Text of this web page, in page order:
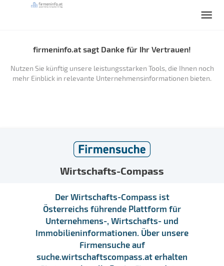
firmeninfo.at sagt Danke für Ihr Vertrauen!
Nutzen Sie künftig unsere leistungsstarken Tools, die Ihnen noch
mehr Einblick in relevante Unternehmensinformationen bieten.
Wirtschafts-Compass
Der Wirtschafts-Compass ist
Österreichs führende Plattform für
Unternehmens-, Wirtschafts- und
Immobilieninformationen. Über unsere
Firmensuche auf
suche.wirtschaftscompass.at erhalten